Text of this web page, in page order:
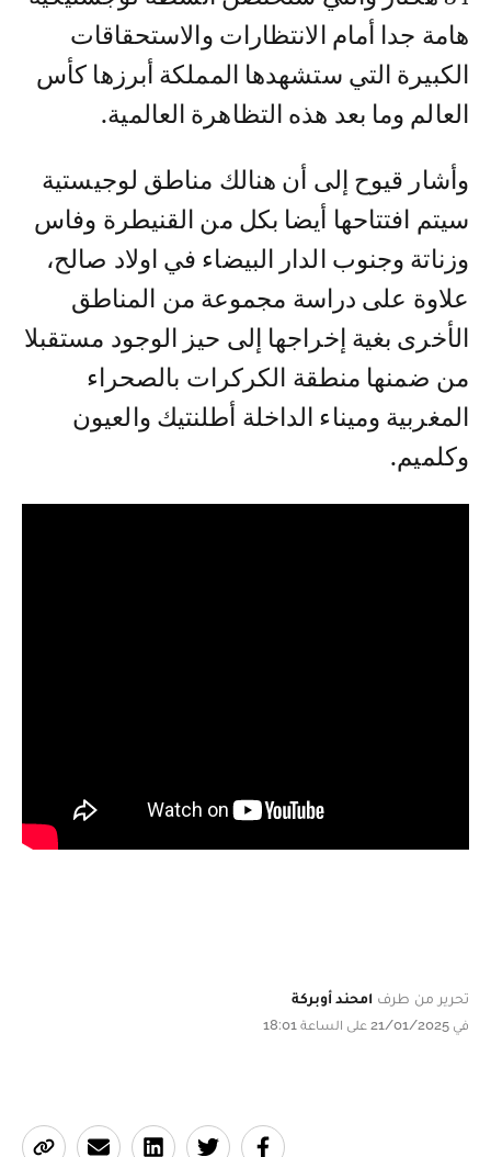
هامة جدا أمام الانتظارات والاستحقاقات
الكبيرة التي ستشهدها المملكة أبرزها كأس
العالم وما بعد هذه التظاهرة العالمية.
وأشار قيوح إلى أن هنالك مناطق لوجيستية
سيتم افتتاحها أيضا بكل من القنيطرة وفاس
وزناتة وجنوب الدار البيضاء في اولاد صالح،
علاوة على دراسة مجموعة من المناطق
الأخرى بغية إخراجها إلى حيز الوجود مستقبلا
من ضمنها منطقة الكركرات بالصحراء
المغربية وميناء الداخلة أطلنتيك والعيون
وكلميم.
تحرير من طرف امحند أوبركة
في 21/01/2025 على الساعة 18:01